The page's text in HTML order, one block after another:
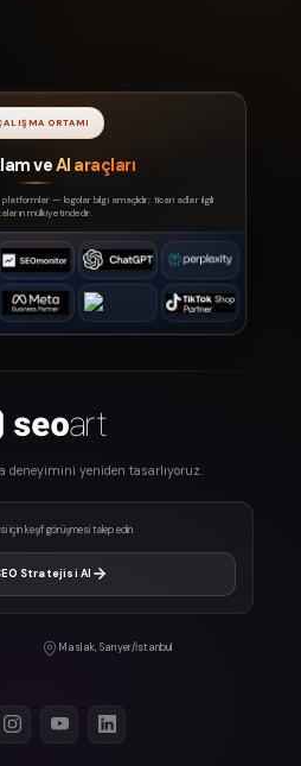
ORTAMI
veAI araçları
platformlar — logolar bilgi amaçlıdır; ticari adlar ilgili
mülkiyetindedir.
deneyimini yeniden tasarlıyoruz.
için keşif görüşmesi talep edin.
Stratejisi Al
Maslak, Sarıyer/İstanbul